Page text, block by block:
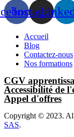
Instagram
Accueil
Blog
Contactez-nous
Nos formations
CGV
Accessibilité de
Appel d'offres
Copyright © 2023.
SAS.